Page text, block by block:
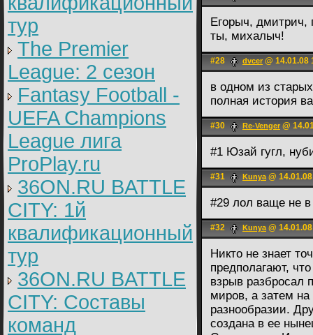
тур
The Premier
League: 2 cезон
Fantasy Football -
UEFA Champions
League лига
ProPlay.ru
36ON.RU BATTLE
CITY: 1й
квалификационный
тур
36ON.RU BATTLE
CITY: Составы
команд
Егорыч, дмитрич,
ты, михалыч!
#28 dvcer @ 14.01.08
в одном из
полная история
#30 Re-Venger @
#1 Юзай гугл,
#31 Kunya@
#29 лол ваще не
#32 Kunya@
Никто не знает
предполагают,
взрыв разбросал
миров, а затем
разнообразии.
создана в ее